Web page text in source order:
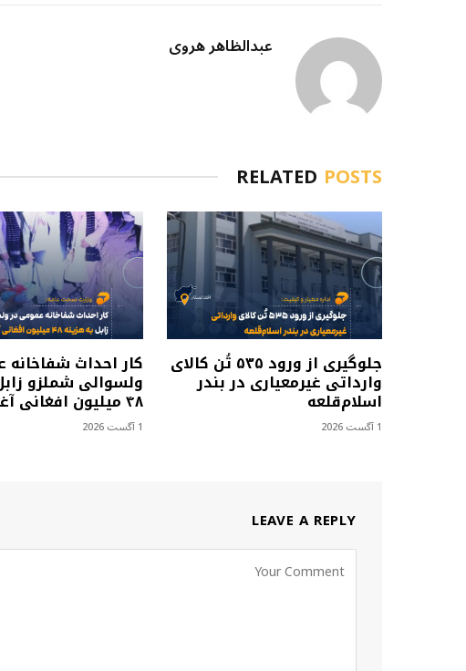
عبدالظاهر هروی
RELATED POSTS
جلوگیری از ورود ۵۳۵ تُن کالای
وارداتی غیرمعیاری در بندر
اسلام‌قلعه
1 آگست 2026
کار احداث
ولسوالی شملزو
۴۸ میلیون افغانی آغاز شد
1 آگست 2026
LEAVE A REPLY